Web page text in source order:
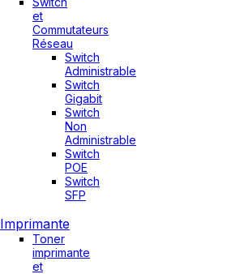
et
Commutateurs
Réseau
Switch
Administrable
Switch
Gigabit
Switch
Non
Administrable
Switch
POE
Switch
SFP
Imprimante
Toner
imprimante
et